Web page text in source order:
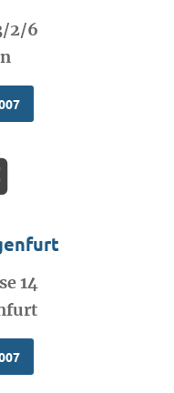
2/6
14